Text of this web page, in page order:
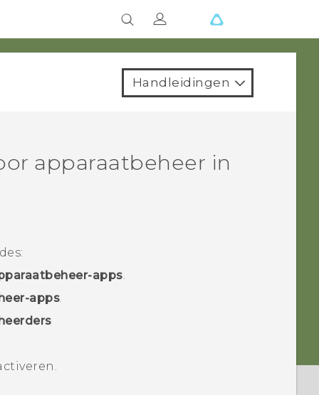
Handleidingen
apparaatbeheer in
apps.
apps.